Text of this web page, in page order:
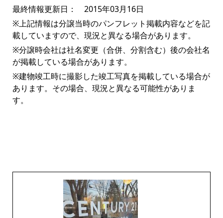
最終情報更新日： 2015年03月16日
※上記情報は分譲当時のパンフレット掲載内容などを記
載していますので、現況と異なる場合があります。
※分譲時会社は社名変更（合併、分割含む）後の会社名
が掲載している場合があります。
※建物竣工時に撮影した竣工写真を掲載している場合が
あります。その場合、現況と異なる可能性がありま
す。